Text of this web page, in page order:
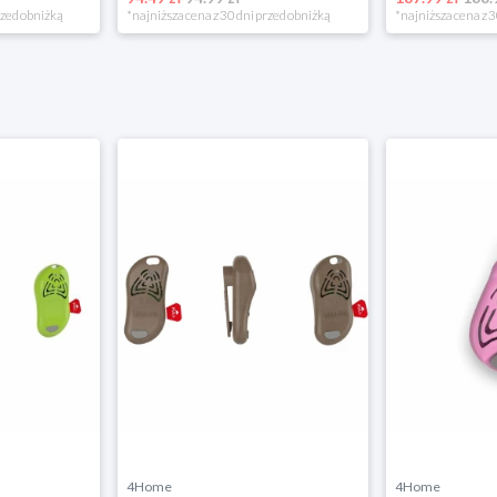
obniżką *najniższa cena z 30 dni przed obniżką *najniższa cena z
4Home 4Home